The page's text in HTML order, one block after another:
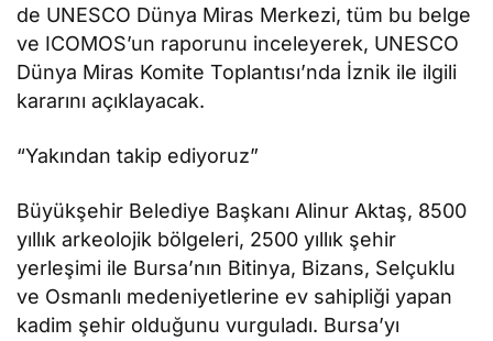
de UNESCO Dünya Miras Merkezi, tüm bu belge
ve ICOMOS’un raporunu inceleyerek, UNESCO
Dünya Miras Komite Toplantısı’nda İznik ile ilgili
kararını açıklayacak.
“Yakından takip ediyoruz”
Büyükşehir Belediye Başkanı Alinur Aktaş, 8500
yıllık arkeolojik bölgeleri, 2500 yıllık şehir
yerleşimi ile Bursa’nın Bitinya, Bizans, Selçuklu
ve Osmanlı medeniyetlerine ev sahipliği yapan
kadim şehir olduğunu vurguladı. Bursa’yı